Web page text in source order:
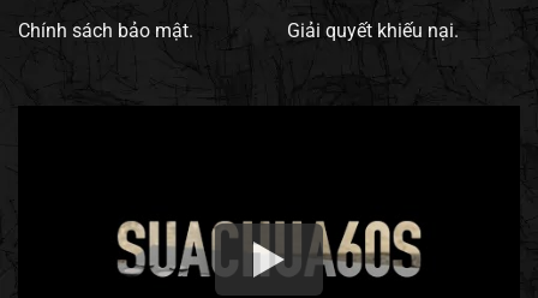
Chính sách bảo mật. Giải quyết khiếu nại.